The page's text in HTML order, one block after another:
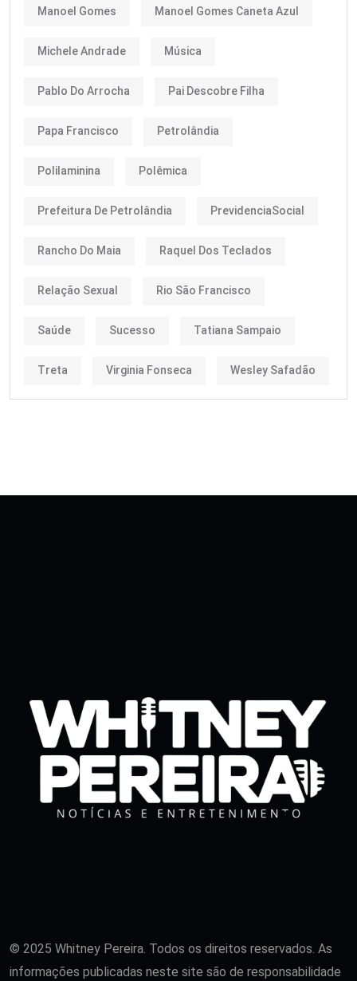
Manoel Gomes Manoel Gomes Caneta Azul
Michele Andrade Música
Pablo Do Arrocha Pai Descobre Filha
Papa Francisco Petrolândia
Polilaminina Polêmica
Prefeitura De Petrolândia PrevidenciaSocial
Rancho Do Maia Raquel Dos Teclados
Relação Sexual Rio São Francisco
Saúde Sucesso Tatiana Sampaio
Treta Virginia Fonseca Wesley Safadão
© 2025 Whitney Pereira. Todos os direitos reservados. As
informações publicadas neste site são de responsabilidade